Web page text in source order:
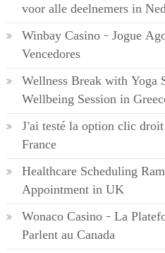
voor alle deelnemers in
Winbay Casino – Jogue
Vencedores
Wellness Break with Yoga
Wellbeing Session in
J’ai testé la option clic
France
Healthcare Scheduling
Appointment in UK
Wonaco Casino – La
Parlent au Canada